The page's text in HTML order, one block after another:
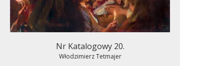
Nr Katalogowy 20.
Włodzimierz Tetmajer